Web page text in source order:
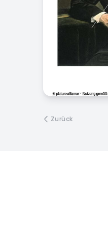
Gesellschaftskritik,
Kommunistisches
Manifest, Umbruch
Zurück